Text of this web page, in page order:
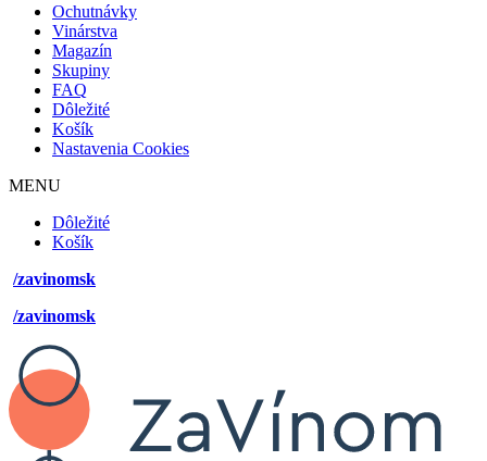
mobile Ochutnávky
Vinárstva
Magazín
Skupiny
FAQ
Dôležité
Košík
Nastavenia Cookies
desktop
menu
MENU
Dôležité
Košík
/zavinomsk
/zavinomsk